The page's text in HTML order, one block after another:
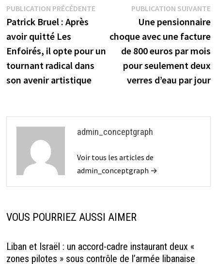
Navigation
de
l’article
PUBLICATION PRÉCÉDENTEPublication
précédente :
Patrick Bruel : Après
avoir quitté Les
Enfoirés, il opte pour un
tournant radical dans
son avenir artistique
PUBLICATION SUIVANTE
Une pensionnaire
choque avec une facture
de 800 euros par mois
pour seulement deux
verres d’eau par jour
admin_conceptgraph
Voir tous les articles de
admin_conceptgraph →
VOUS POURRIEZ AUSSI AIMER
Liban et Israël : un accord-cadre instaurant deux «
zones pilotes » sous contrôle de l’armée libanaise